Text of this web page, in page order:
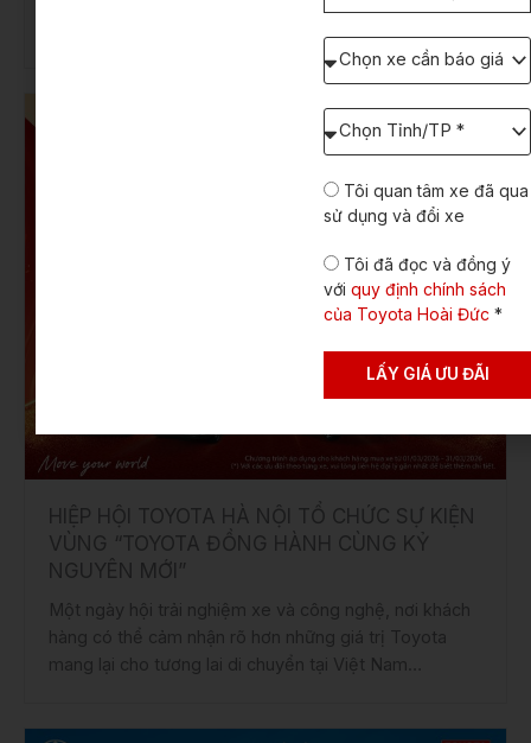
HIỆP HỘI TOYOTA HÀ NỘI TỔ CHỨC SỰ KIỆN
VÙNG “TOYOTA ĐỒNG HÀNH CÙNG KỶ
NGUYÊN MỚI”
Một ngày hội trải nghiệm xe và công nghệ, nơi khách
hàng có thể cảm nhận rõ hơn những giá trị Toyota
mang lại cho tương lai di chuyển tại Việt Nam
Chọn
xe
báo
giá:
Chọn
Tỉnh/TP
định
lăn
Tôi quan tâm xe đã qua
sử dụng và đổi xe
Tôi đã đọc và đồng ý
vớiquy định chính sách
của Toyota Hoài Đức *
LẤY GIÁ ƯU ĐÃI